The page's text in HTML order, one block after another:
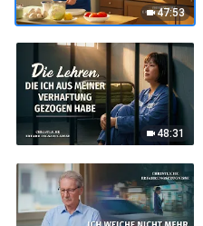
47:53
48:31